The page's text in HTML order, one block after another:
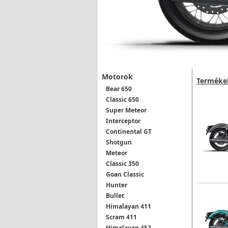
Motorok
Bear 650
Classic 650
Super Meteor
Interceptor
Continental GT
Shotgun
Meteor
Classic 350
Goan Classic
Hunter
Bullet
Himalayan 411
Scram 411